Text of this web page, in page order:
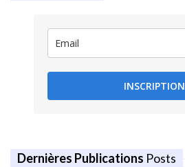
INSCRIPTION
Dernières Publications Posts